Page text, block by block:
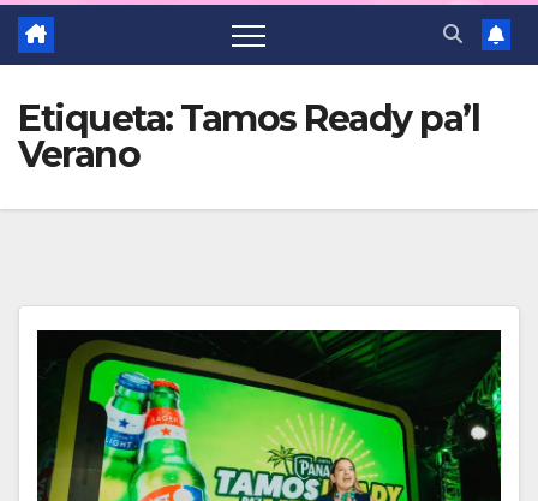
Etiqueta:Tamos Ready pa’l
Verano